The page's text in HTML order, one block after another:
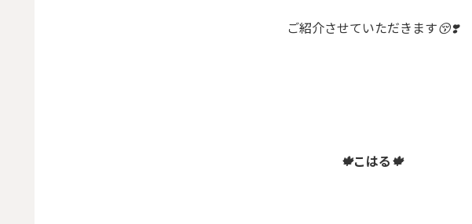
ご紹介させていただきます😚❣️
🍁こはる🍁